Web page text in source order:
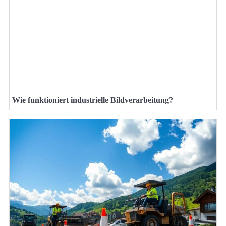
Wie funktioniert industrielle Bildverarbeitung?